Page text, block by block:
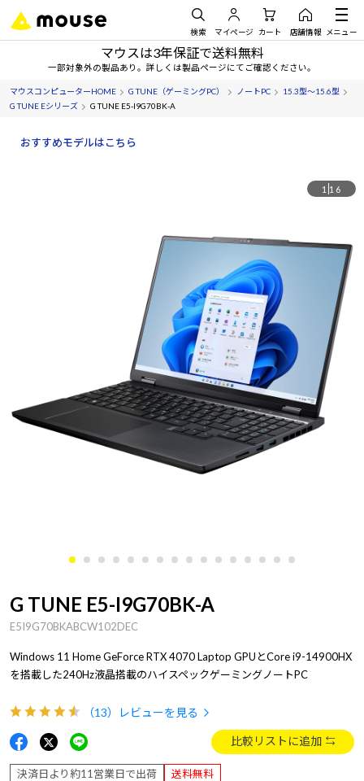
検索 マイページ カート 店舗情報 メニュー
マウスは3年保証で送料無料
一部対象外の製品あり。詳しくは製品ページにてご確認ください。
マウスコンピューターHOME G TUNE（ゲーミングPC） ノートPC
15.3型～15.6型
G TUNE Eシリーズ
G TUNE E5-I9G70BK-A
おすすめモデルはこちら
1 16
G TUNE E5-I9G70BK-A
E5I9G70BKABCW102DEC
Windows 11 Home GeForce RTX 4070 Laptop GPUとCore i9-14900HX
を搭載した240Hz液晶搭載のハイスペックゲーミングノートPC
（13） レビューを見る
比較リストに追加
決済日より約11営業日で出荷 送料無料